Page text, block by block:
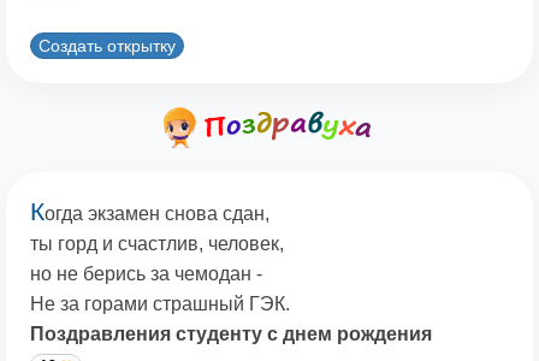
Создать открытку
Когда экзамен снова сдан,
ты горд и счастлив, человек,
но не берись за чемодан -
Не за горами страшный ГЭК.
Поздравления студенту с днем рождения